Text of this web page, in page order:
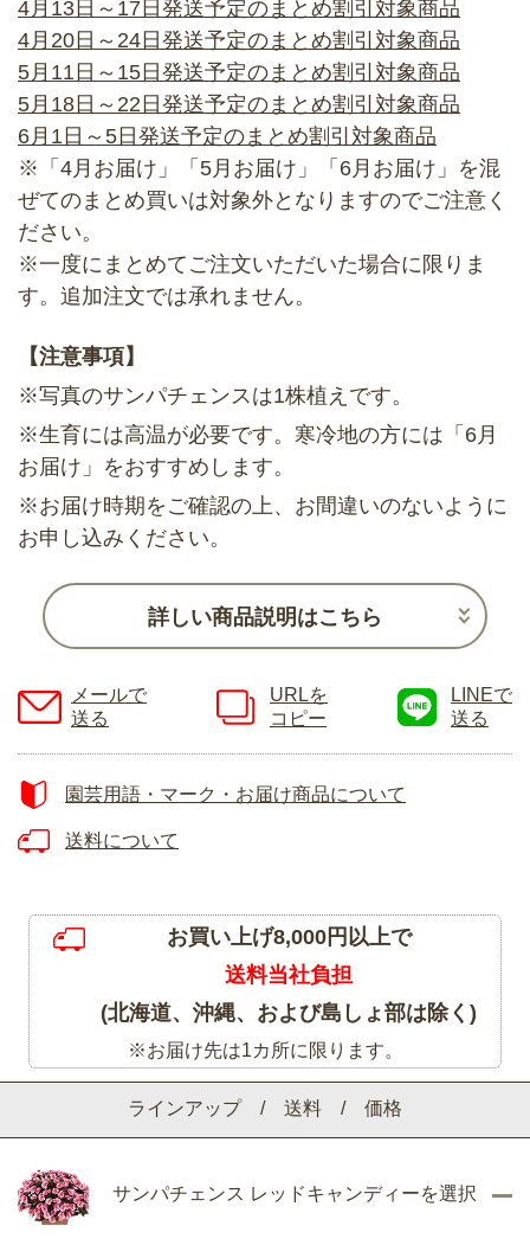
ラインアップ / 送料 / 価格
サンパチェンス レッドキャンディーを選択
4月13日～17日発送予定のまとめ割引対象商品
4月20日～24日発送予定のまとめ割引対象商品
5月11日～15日発送予定のまとめ割引対象商品
5月18日～22日発送予定のまとめ割引対象商品
6月1日～5日発送予定のまとめ割引対象商品
※「4月お届け」「5月お届け」「6月お届け」を混
ぜてのまとめ買いは対象外となりますのでご注意く
ださい。
※一度にまとめてご注文いただいた場合に限りま
す。追加注文では承れません。
【注意事項】
※写真のサンパチェンスは1株植えです。
※生育には高温が必要です。寒冷地の方には「6月
お届け」をおすすめします。
※お届け時期をご確認の上、お間違いのないように
お申し込みください。
詳しい商品説明はこちら
メールで
送る
URLを
コピー
LINEで
送る
園芸用語・マーク・お届け商品について
送料について
お買い上げ8,000円以上で
送料当社負担
(北海道、沖縄、および島しょ部は除く)
※お届け先は1カ所に限ります。